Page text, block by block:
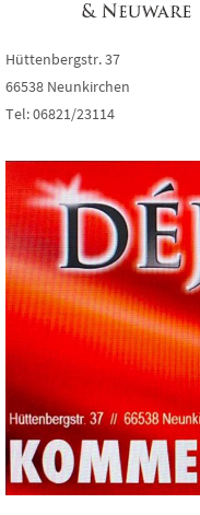
Hüttenbergstr. 37
66538 Neunkirchen
Tel: 06821/23114